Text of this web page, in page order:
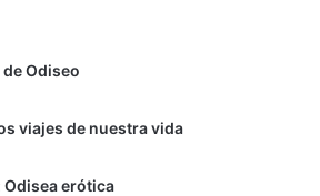
Odiseo
viajes de nuestra vida
Odisea erótica